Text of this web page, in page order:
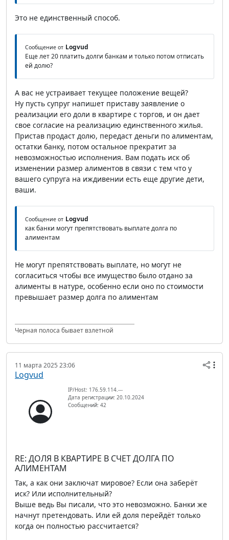
Это не единственный способ.
Сообщение от Logvud
Еще лет 20 платить долги банкам и только потом отписать
ей долю?
А вас не устраивает текущее положение вещей?
Ну пусть супруг напишет приставу заявление о
реализации его доли в квартире с торгов, и он дает
свое согласие на реализацию единственного жилья.
Пристав продаст долю, передаст деньги по алиментам,
остатки банку, потом остальное прекратит за
невозможностью исполнения. Вам подать иск об
изменении размер алиментов в связи с тем что у
вашего супруга на иждивении есть еще другие дети,
ваши.
Сообщение от Logvud
как банки могут препятствовать выплате долга по
алиментам
Не могут препятствовать выплате, но могут не
согласиться чтобы все имущество было отдано за
алименты в натуре, особенно если оно по стоимости
превышает размер долга по алиментам
Черная полоса бывает взлетной
11 марта 2025 23:06
Logvud
IP/Host: 176.59.114.---
Дата регистрации: 20.10.2024
Сообщений: 42
RE: ДОЛЯ В КВАРТИРЕ В СЧЕТ ДОЛГА ПО
АЛИМЕНТАМ
Так, а как они заключат мировое? Если она заберёт
иск? Или исполнительный?
Выше ведь Вы писали, что это невозможно. Банки же
начнут претендовать. Или ей доля перейдёт только
когда он полностью рассчитается?